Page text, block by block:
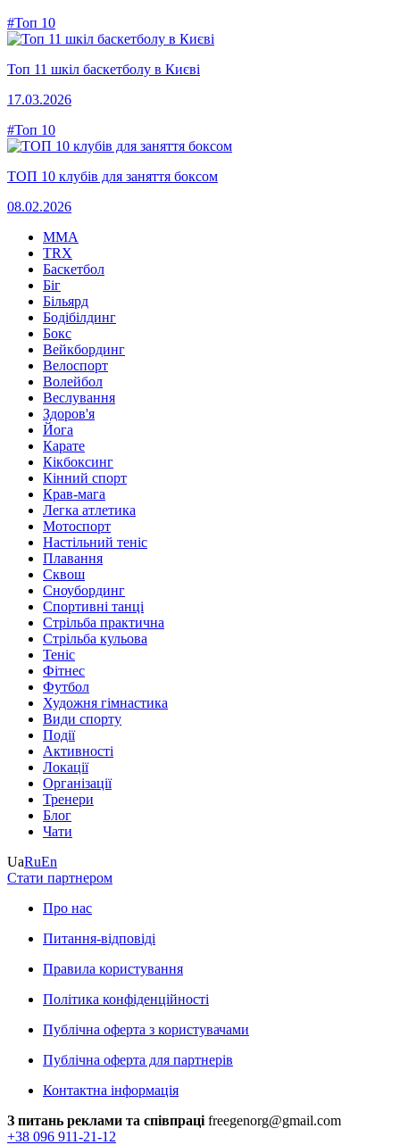
#Топ 10
Топ 11 шкіл баскетболу в Києві
17.03.2026
#Топ 10
ТОП 10 клубів для заняття боксом
08.02.2026
MMA
TRX
Баскетбол
Біг
Більярд
Бодібілдинг
Бокс
Вейкбординг
Велоспорт
Волейбол
Веслування
Здоров'я
Йога
Карате
Кікбоксинг
Кінний спорт
Крав-мага
Легка атлетика
Мотоспорт
Настільний теніс
Плавання
Сквош
Сноубординг
Спортивні танці
Стрільба практична
Стрільба кульова
Теніс
Фітнес
Футбол
Художня гімнастика
Види спорту
Події
Активності
Локації
Організації
Тренери
Блог
Чати
UaRuEn
Стати партнером
Про нас
Питання-відповіді
Правила користування
Політика конфіденційності
Публічна оферта з користувачами
Публічна оферта для партнерів
Контактна інформація
З питань реклами та співпраці freegenorg@gmail.com
+38 096 911-21-12